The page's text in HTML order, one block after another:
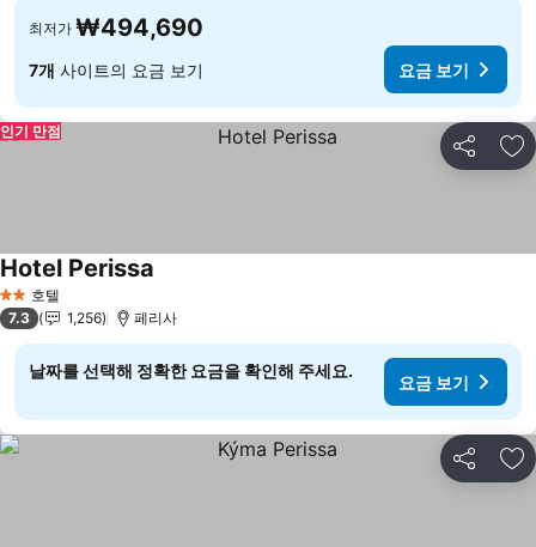
최저가 ₩494,690
7개 사이트의 요금 보기 요금 보기
공유 즐
인기 만점
2 성급호텔
Hotel Perissa
7.3 1,256 페리사
날짜를 선택해 정확한 요금을 확인해 주세요.
요금 보기
공유 즐